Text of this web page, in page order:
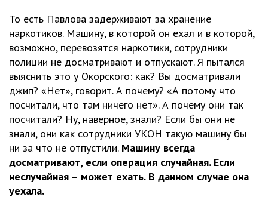
То есть Павлова задерживают за хранение
наркотиков. Машину, в которой он ехал и в которой,
возможно, перевозятся наркотики, сотрудники
полиции не досматривают и отпускают. Я пытался
выяснить это у Окорского: как? Вы досматривали
джип? «Нет», говорит. А почему? «А потому что
посчитали, что там ничего нет». А почему они так
посчитали? Ну, наверное, знали? Если бы они не
знали, они как сотрудники УКОН такую машину бы
ни за что не отпустили. Машину всегда
досматривают, если операция случайная. Если
неслучайная – может ехать. В данном случае она
уехала.